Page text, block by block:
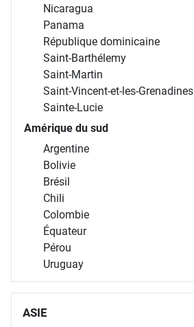
Nicaragua
Panama
République dominicaine
Saint-Barthélemy
Saint-Martin
Saint-Vincent-et-les-Grenadines
Sainte-Lucie
Amérique du sud
Argentine
Bolivie
Brésil
Chili
Colombie
Équateur
Pérou
Uruguay
ASIE